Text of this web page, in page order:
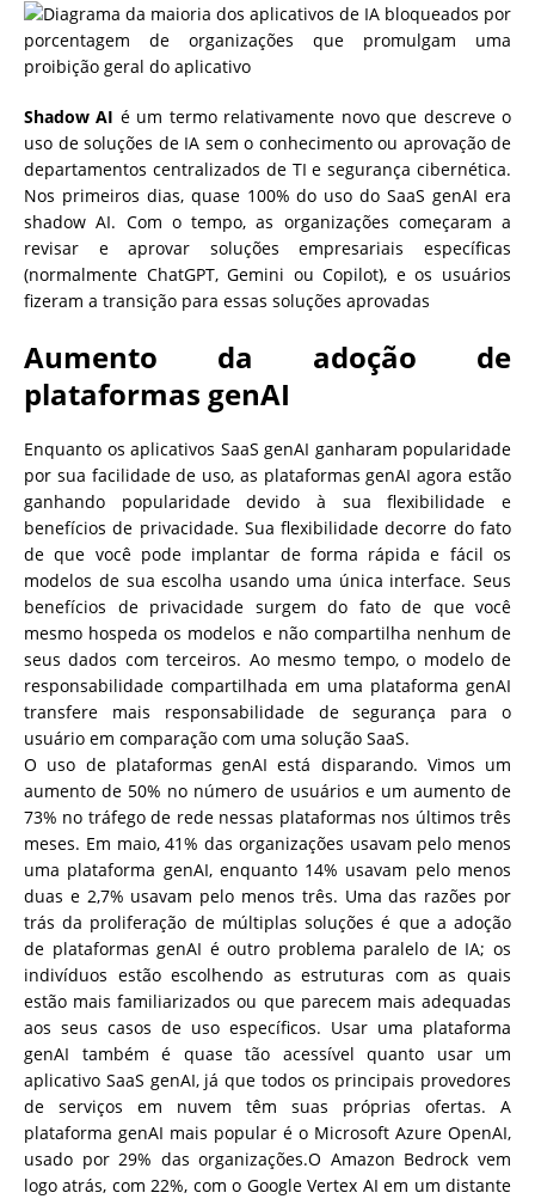
Shadow AI é um termo relativamente novo que descreve o
uso de soluções de IA sem o conhecimento ou aprovação de
departamentos centralizados de TI e segurança cibernética.
Nos primeiros dias, quase 100% do uso do SaaS genAI era
shadow AI. Com o tempo, as organizações começaram a
revisar e aprovar soluções empresariais específicas
(normalmente ChatGPT, Gemini ou Copilot), e os usuários
fizeram a transição para essas soluções aprovadas
Aumento da adoção de
plataformas genAI
Enquanto os aplicativos SaaS genAI ganharam popularidade
por sua facilidade de uso, as plataformas genAI agora estão
ganhando popularidade devido à sua flexibilidade e
benefícios de privacidade. Sua flexibilidade decorre do fato
de que você pode implantar de forma rápida e fácil os
modelos de sua escolha usando uma única interface. Seus
benefícios de privacidade surgem do fato de que você
mesmo hospeda os modelos e não compartilha nenhum de
seus dados com terceiros. Ao mesmo tempo, o modelo de
responsabilidade compartilhada em uma plataforma genAI
transfere mais responsabilidade de segurança para o
usuário em comparação com uma solução SaaS.
O uso de plataformas genAI está disparando. Vimos um
aumento de 50% no número de usuários e um aumento de
73% no tráfego de rede nessas plataformas nos últimos três
meses. Em maio, 41% das organizações usavam pelo menos
uma plataforma genAI, enquanto 14% usavam pelo menos
duas e 2,7% usavam pelo menos três. Uma das razões por
trás da proliferação de múltiplas soluções é que a adoção
de plataformas genAI é outro problema paralelo de IA; os
indivíduos estão escolhendo as estruturas com as quais
estão mais familiarizados ou que parecem mais adequadas
aos seus casos de uso específicos. Usar uma plataforma
genAI também é quase tão acessível quanto usar um
aplicativo SaaS genAI, já que todos os principais provedores
de serviços em nuvem têm suas próprias ofertas. A
plataforma genAI mais popular é o Microsoft Azure OpenAI,
usado por 29% das organizações.O Amazon Bedrock vem
logo atrás, com 22%, com o Google Vertex AI em um distante